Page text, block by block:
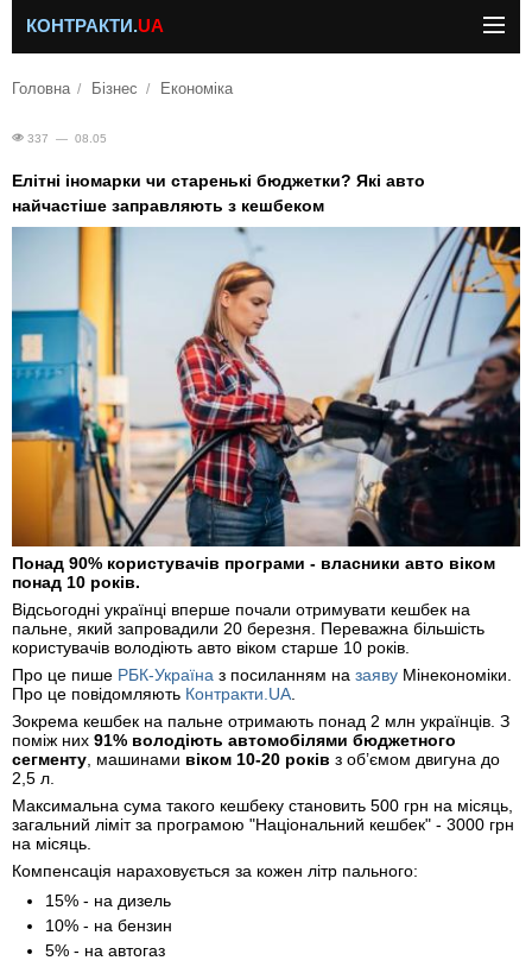
КОНТРАКТИ.UA
Головна Бізнес Економіка
337 — 08.05
Елітні іномарки чи старенькі бюджетки? Які авто
найчастіше заправляють з кешбеком
Понад 90% користувачів програми - власники авто віком
понад 10 років.
Відсьогодні українці вперше почали отримувати кешбек на
пальне, який запровадили 20 березня. Переважна більшість
користувачів володіють авто віком старше 10 років.
Про це пише РБК-Україна з посиланням на заяву Мінекономіки.
Про це повідомляють Контракти.UA
Зокрема кешбек на пальне отримають понад 2 млн українців. З
поміж них 91% володіють автомобілями бюджетного
сегменту , машинами віком 10-20 років з об’ємом двигуна до
2,5 л.
Максимальна сума такого кешбеку становить 500 грн на місяць,
загальний ліміт за програмою "Національний кешбек" - 3000 грн
на місяць.
Компенсація нараховується за кожен літр пального:
15% - на дизель
10% - на бензин
5% - на автогаз